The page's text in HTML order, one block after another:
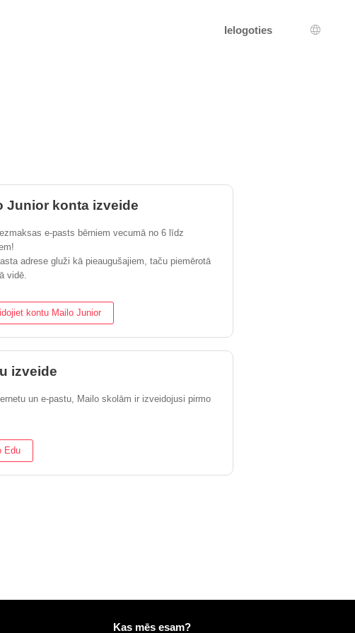
Ielogoties
Junior konta izveide
e-pasts bērniem vecumā no 6 līdz
adrese gluži kā pieaugušajiem, taču piemērotā
vidē.
kontu Mailo Junior
izveide
un e-pastu, Mailo skolām ir izveidojusi pirmo
Edu
Vairāk informācijas vietnē Mailo
Kas mēs esam?